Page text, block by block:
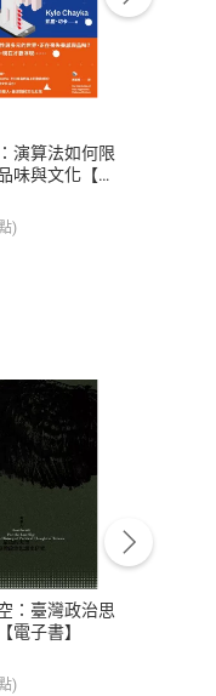
、
休息)
演算法如何限
味與文化【電
)
：臺灣政治思
電子書】
)